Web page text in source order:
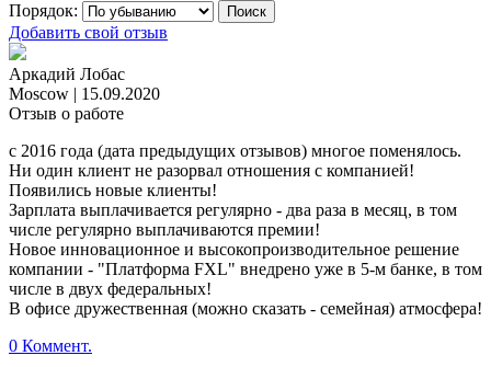
Порядок:
Добавить свой отзыв
Аркадий Лобас
Moscow | 15.09.2020
Отзыв о работе
с 2016 года (дата предыдущих отзывов) многое поменялось.
Ни один клиент не разорвал отношения с компанией!
Появились новые клиенты!
Зарплата выплачивается регулярно - два раза в месяц, в том
числе регулярно выплачиваются премии!
Новое инновационное и высокопроизводительное решение
компании - "Платформа FXL" внедрено уже в 5-м банке, в том
числе в двух федеральных!
В офисе дружественная (можно сказать - семейная) атмосфера!
0 Коммент.